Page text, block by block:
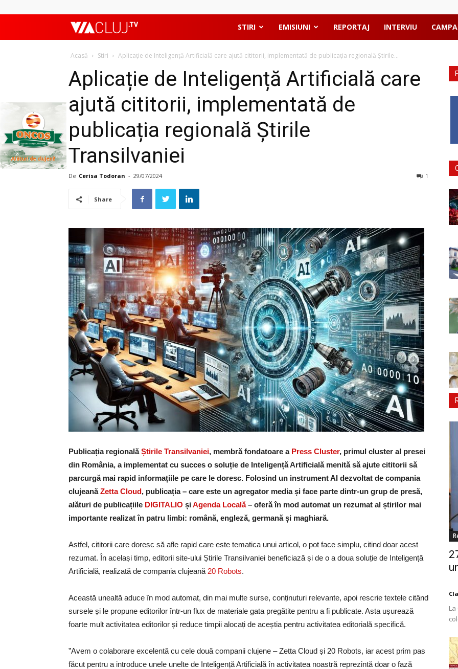
ViaClujTV STIRI EMISIUNI REPORTAJ INTERVIU
Acasă Stiri Aplicație de Inteligență Artificială care ajută cititorii, implementată de publicația regională Știrile...
Aplicație de Inteligență Artificială care
ajută cititorii, implementată de
publicația regională Știrile
Transilvaniei
De Cerisa Todoran - 29/07/2024 1
Share
Publicația regionalăȘtirile Transilvaniei, membră fondatoare a Press Cluster, primul cluster al presei
din România, a implementat cu succes o soluție de Inteligență Artificială menită să ajute cititorii să
parcurgă mai rapid informațiile pe care le doresc. Folosind un instrument AI dezvoltat de compania
clujeanăZetta Cloud, publicația – care este un agregator media și face parte dintr-un grup de presă,
alături de publicațiile DIGITALIO șiAgenda Locală– oferă în mod automat un rezumat al știrilor mai
importante realizat în patru limbi: română, engleză, germană și maghiară.
Astfel, cititorii care doresc să afle rapid care este tematica unui articol, o pot face simplu, citind doar acest
rezumat. În același timp, editorii site-ului Știrile Transilvaniei beneficiază și de o a doua soluție de Inteligență
Artificială, realizată de compania clujeană 20 Robots.
Această unealtă aduce în mod automat, din mai multe surse, conținuturi relevante, apoi rescrie textele citând
sursele și le propune editorilor într-un flux de materiale gata pregătite pentru a fi publicate. Asta ușurează
foarte mult activitatea editorilor și reduce timpii alocați de aceștia pentru activitatea editorială specifică.
”Avem o colaborare excelentă cu cele două companii clujene – Zetta Cloud și 20 Robots, iar acest prim pas
făcut pentru a introduce unele unelte de Inteligență Artificială în activitatea noastră reprezintă doar o fază